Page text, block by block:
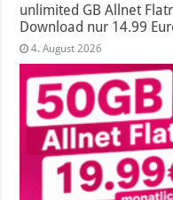
unlimited GB Allnet
Download nur 14.99
4. August 2026